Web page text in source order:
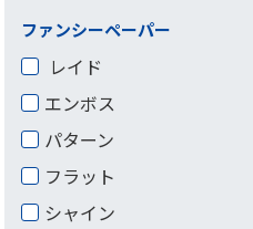
ファンシーペーパー
レイド
エンボス
パターン
フラット
シャイン